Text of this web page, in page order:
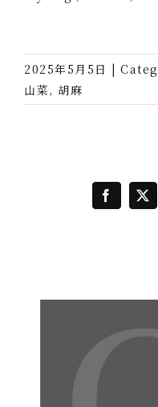
2025年5月5日 |
山菜, 胡麻
Facebook
X